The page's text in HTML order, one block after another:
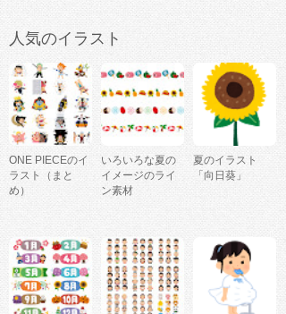
人気のイラスト
ONE PIECEのイ
ラスト（まと
め）
いろいろな夏の
イメージのライ
ン素材
夏のイラスト
「向日葵」